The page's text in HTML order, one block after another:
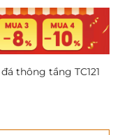
thông tầng TC121
đá thông tầng TC121